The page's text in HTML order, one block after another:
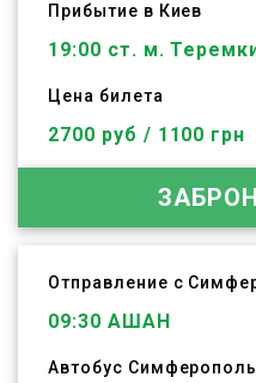
Прибытие в Киев
19:00 ст. м.
Цена билета
2700 руб / 1100 грн
Отправление с
09:30 АШАН
Автобус Симферополь